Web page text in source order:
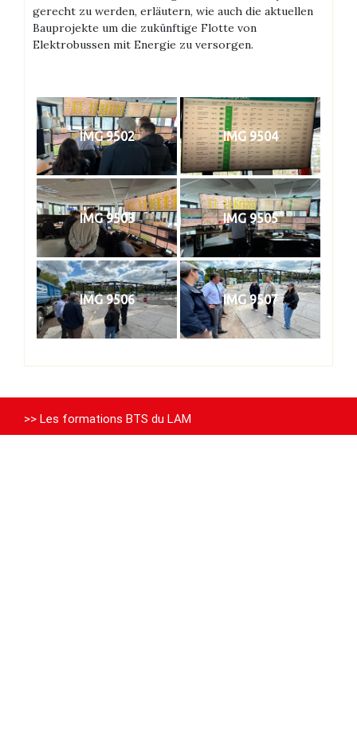
gerecht zu werden, erläutern, wie auch die aktuellen
Bauprojekte um die zukünftige Flotte von
Elektrobussen mit Energie zu versorgen.
IMG 9502 IMG 9504
IMG 9503 IMG 9505
IMG 9506 IMG 9507
>> Les formations BTS du LAM